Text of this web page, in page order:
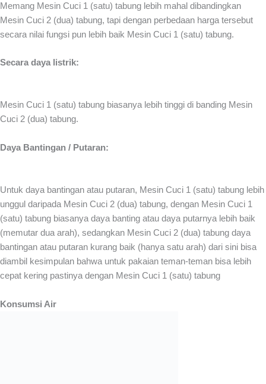
Memang Mesin Cuci 1 (satu) tabung lebih mahal dibandingkan
Mesin Cuci 2 (dua) tabung, tapi dengan perbedaan harga tersebut
secara nilai fungsi pun lebih baik Mesin Cuci 1 (satu) tabung.
Secara daya listrik:
Mesin Cuci 1 (satu) tabung biasanya lebih tinggi di banding Mesin
Cuci 2 (dua) tabung.
Daya Bantingan / Putaran:
Untuk daya bantingan atau putaran, Mesin Cuci 1 (satu) tabung lebih
unggul daripada Mesin Cuci 2 (dua) tabung, dengan Mesin Cuci 1
(satu) tabung biasanya daya banting atau daya putarnya lebih baik
(memutar dua arah), sedangkan Mesin Cuci 2 (dua) tabung daya
bantingan atau putaran kurang baik (hanya satu arah) dari sini bisa
diambil kesimpulan bahwa untuk pakaian teman-teman bisa lebih
cepat kering pastinya dengan Mesin Cuci 1 (satu) tabung
Konsumsi Air